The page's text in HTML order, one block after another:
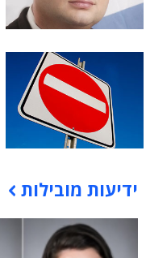
תוכן פרסומי
ידיעות מובילות